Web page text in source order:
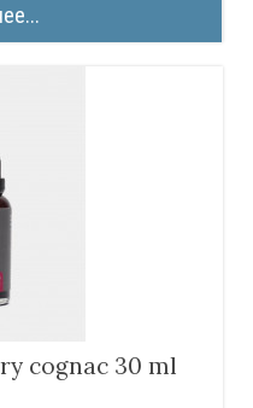
cognac 30 ml